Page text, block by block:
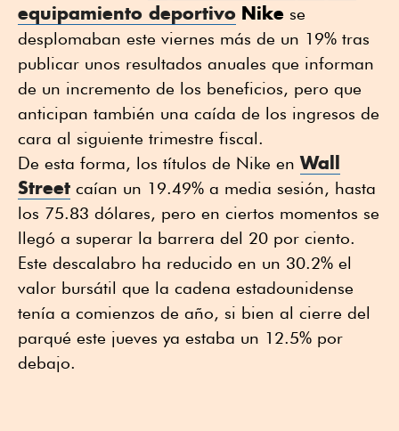
equipamiento deportivo Nike se
desplomaban este viernes más de un 19% tras
publicar unos resultados anuales que informan
de un incremento de los beneficios, pero que
anticipan también una caída de los ingresos de
cara al siguiente trimestre fiscal.
De esta forma, los títulos de Nike enWall
Street caían un 19.49% a media sesión, hasta
los 75.83 dólares, pero en ciertos momentos se
llegó a superar la barrera del 20 por ciento.
Este descalabro ha reducido en un 30.2% el
valor bursátil que la cadena estadounidense
tenía a comienzos de año, si bien al cierre del
parqué este jueves ya estaba un 12.5% por
debajo.